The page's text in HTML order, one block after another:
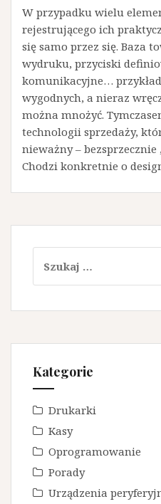
W przypadku wielu
rejestrującego ich
się samo przez się. Baza
wydruku, przyciski
komunikacyjne…
wygodnych, a nieraz
można mnożyć.
technologii sprzedaży,
nieważny – bezsprzecznie
Chodzi konkretnie o
Kategorie
Drukarki
Kasy
Oprogramowanie
Porady
Urządzenia